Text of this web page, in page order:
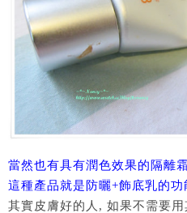
當然也有具有潤色效果的隔離
這種產品就是防曬+飾底乳的功
其實皮膚好的人, 如果不需要